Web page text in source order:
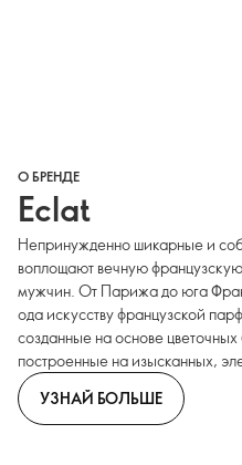
О БРЕНДЕ
Eclat
Непринужденно шикарные и
воплощают вечную
мужчин. От Парижа до юга
ода искусству французской
созданные на основе
построенные на изысканных,
УЗНАЙ БОЛЬШЕ